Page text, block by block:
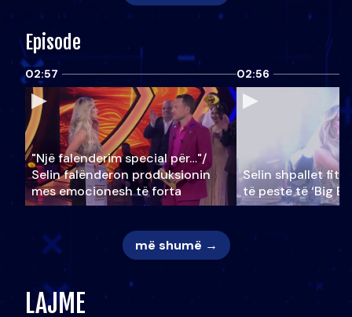
Episode
02:57
"Një falenderim special për…"/
Selin falënderon produksionin
mes emocionesh të forta
02:56
Selin shpallet
të pestë të ‘Big
më shumë →
LAJME